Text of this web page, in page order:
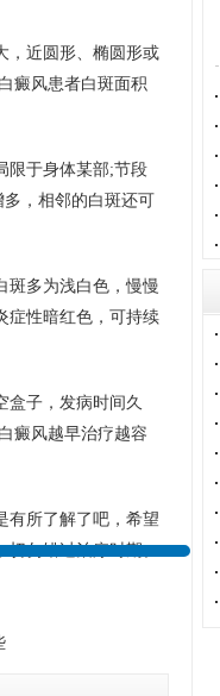
，近圆形、椭圆形或
癜风患者白斑面积
限于身体某部;节段
，相邻的白斑还可
斑多为浅白色，慢慢
症性暗红色，可持续
盒子，发病时间久
癜风越早治疗越容
有所了解了吧，希望
切勿错过治疗时期。
中心
位？